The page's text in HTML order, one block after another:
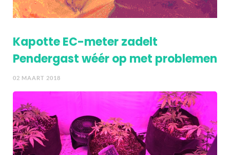
Kapotte EC-meter zadelt
Pendergast wéér op met problemen
02 MAART 2018